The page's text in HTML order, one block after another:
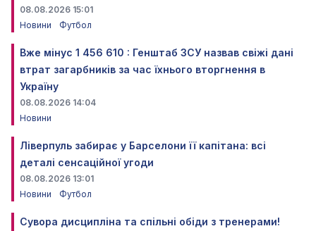
08.08.2026 15:01
Новини
Футбол
Вже мінус 1 456 610 : Генштаб ЗСУ назвав свіжі дані
втрат загарбників за час їхнього вторгнення в
Україну
08.08.2026 14:04
Новини
Ліверпуль забирає у Барселони її капітана: всі
деталі сенсаційної угоди
08.08.2026 13:01
Новини
Футбол
Сувора дисципліна та спільні обіди з тренерами!